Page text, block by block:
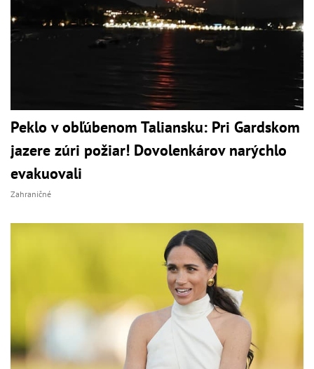
Peklo v obľúbenom Taliansku: Pri Gardskom
jazere zúri požiar! Dovolenkárov narýchlo
evakuovali
Zahraničné